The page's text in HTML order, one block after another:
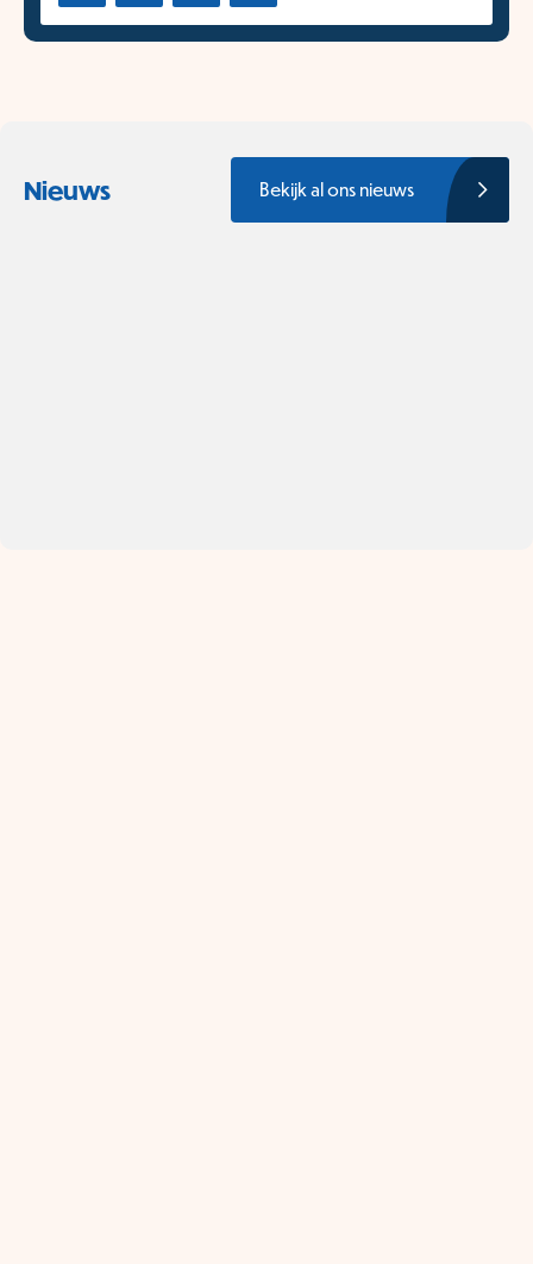
Nieuws Bekijk al ons nieuws